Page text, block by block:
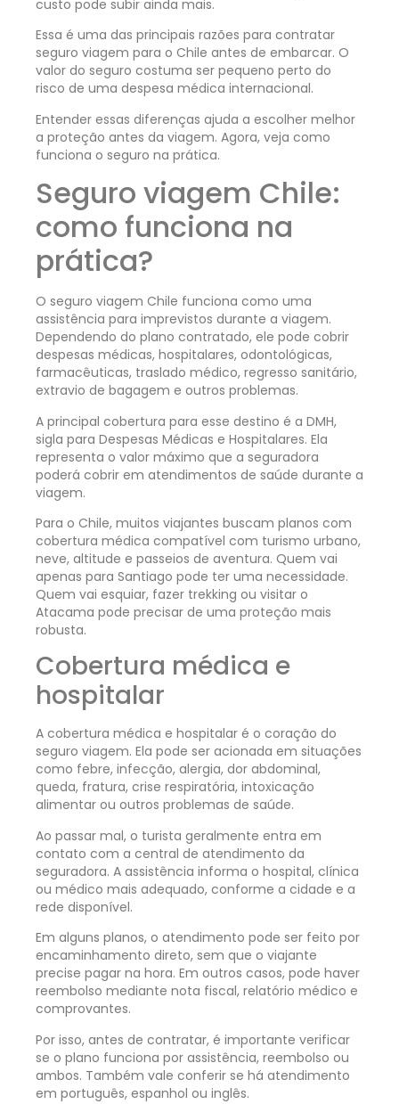
custo pode subir ainda mais.
Essa é uma das principais razões para contratar
seguro viagem para o Chile antes de embarcar. O
valor do seguro costuma ser pequeno perto do
risco de uma despesa médica internacional.
Entender essas diferenças ajuda a escolher melhor
a proteção antes da viagem. Agora, veja como
funciona o seguro na prática.
Seguro viagem Chile:
como funciona na
prática?
O seguro viagem Chile funciona como uma
assistência para imprevistos durante a viagem.
Dependendo do plano contratado, ele pode cobrir
despesas médicas, hospitalares, odontológicas,
farmacêuticas, traslado médico, regresso sanitário,
extravio de bagagem e outros problemas.
A principal cobertura para esse destino é a DMH,
sigla para Despesas Médicas e Hospitalares. Ela
representa o valor máximo que a seguradora
poderá cobrir em atendimentos de saúde durante a
viagem.
Para o Chile, muitos viajantes buscam planos com
cobertura médica compatível com turismo urbano,
neve, altitude e passeios de aventura. Quem vai
apenas para Santiago pode ter uma necessidade.
Quem vai esquiar, fazer trekking ou visitar o
Atacama pode precisar de uma proteção mais
robusta.
Cobertura médica e
hospitalar
A cobertura médica e hospitalar é o coração do
seguro viagem. Ela pode ser acionada em situações
como febre, infecção, alergia, dor abdominal,
queda, fratura, crise respiratória, intoxicação
alimentar ou outros problemas de saúde.
Ao passar mal, o turista geralmente entra em
contato com a central de atendimento da
seguradora. A assistência informa o hospital, clínica
ou médico mais adequado, conforme a cidade e a
rede disponível.
Em alguns planos, o atendimento pode ser feito por
encaminhamento direto, sem que o viajante
precise pagar na hora. Em outros casos, pode haver
reembolso mediante nota fiscal, relatório médico e
comprovantes.
Por isso, antes de contratar, é importante verificar
se o plano funciona por assistência, reembolso ou
ambos. Também vale conferir se há atendimento
em português, espanhol ou inglês.